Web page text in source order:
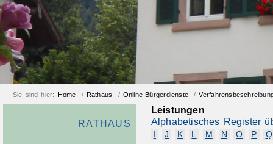
Sie sind hier: Home / Rathaus / Online-Bürgerdienste /
RATHAUS
Leistungen
Alphabetisches Register
J K L M N O P Q